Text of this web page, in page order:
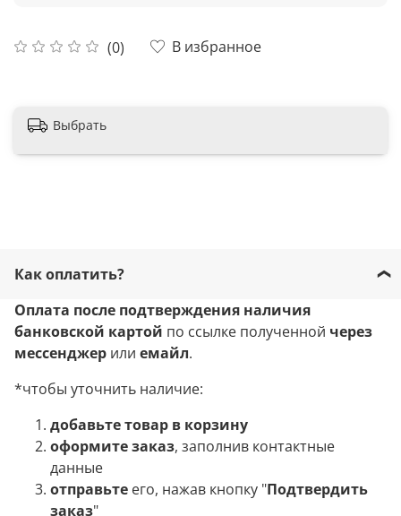
(0) В избранное
Выбрать
Как оплатить?
Оплата после подтверждения наличия
банковской картой по ссылке полученной через
мессенджер или емайл.
*чтобы уточнить наличие:
добавьте товар в корзину
оформите заказ, заполнив контактные
данные
отправьте его, нажав кнопку "Подтвердить
заказ"